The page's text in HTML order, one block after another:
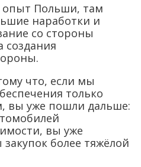
опыт Польши, там
наработки и
со стороны
создания
что, если мы
только
вы уже пошли дальше:
вы уже
более тяжёлой